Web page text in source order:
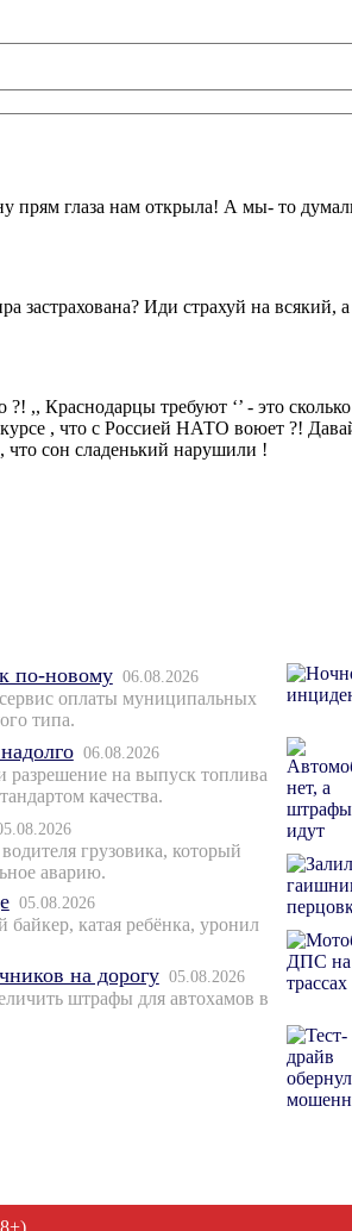
прям глаза нам открыла! А мы- то
застрахована? Иди страхуй на всякий,
?! ,, Краснодарцы требуют ‘’ - это
курсе , что с Россией НАТО воюет ?!
что сон сладенький нарушили !
по-новому 06.08.2026
оплаты муниципальных
типа.
06.08.2026
разрешение на выпуск топлива
качества.
грузовика, который
аварию.
05.08.2026
катая ребёнка, уронил
на дорогу 05.08.2026
штрафы для автохамов в